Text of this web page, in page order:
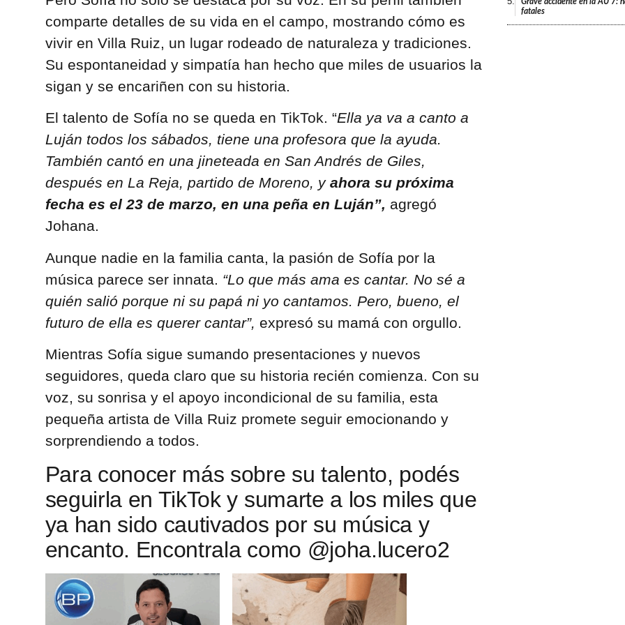
comparte detalles de su vida en el campo, mostrando cómo es
vivir en Villa Ruiz, un lugar rodeado de naturaleza y tradiciones.
Su espontaneidad y simpatía han hecho que miles de usuarios la
sigan y se encariñen con su historia.
El talento de Sofía no se queda en TikTok. “Ella ya va a canto a
Luján todos los sábados, tiene una profesora que la ayuda.
También cantó en una jineteada en San Andrés de Giles,
después en La Reja, partido de Moreno, y ahora su próxima
fecha es el 23 de marzo, en una peña en Luján”, agregó
Johana.
Aunque nadie en la familia canta, la pasión de Sofía por la
música parece ser innata. “Lo que más ama es cantar. No sé a
quién salió porque ni su papá ni yo cantamos. Pero, bueno, el
futuro de ella es querer cantar”, expresó su mamá con orgullo.
Mientras Sofía sigue sumando presentaciones y nuevos
seguidores, queda claro que su historia recién comienza. Con su
voz, su sonrisa y el apoyo incondicional de su familia, esta
pequeña artista de Villa Ruiz promete seguir emocionando y
sorprendiendo a todos.
Para conocer más sobre su talento, podés
seguirla en TikTok y sumarte a los miles que
ya han sido cautivados por su música y
encanto. Encontrala como @joha.lucero2
fatales